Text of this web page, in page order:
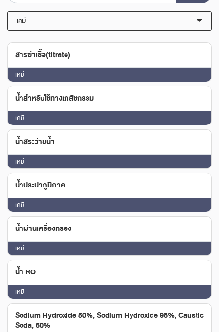
เคมี
สารฆ่าเชื้อ(titrate)
เคมี
น้ำสำหรับใช้ทางเภสัชกรรม
เคมี
น้ำสระว่ายน้ำ
เคมี
น้ำประปาภูมิภาค
เคมี
น้ำผ่านเครื่องกรอง
เคมี
น้ำ RO
เคมี
Sodium Hydroxide 50%, Sodium Hydroxide 98%, Caustic
Soda, 50%